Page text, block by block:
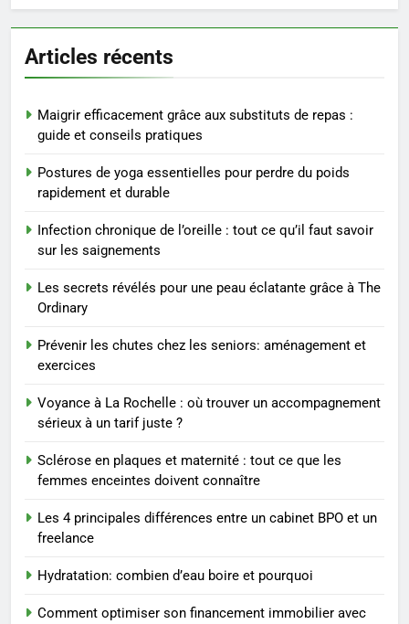
6
trouver un accompagnement
sérieux à un tarif juste ?
BIEN ÊTRE
7
maternité : tout ce que les
femmes enceintes doivent
connaître
8
entre un cabinet BPO et un
1
Maigrir efficacement grâce aux
substituts de repas : guide et
Postures de yoga essentielles
BIEN ÊTRE
3
Articles récents
Maigrir efficacement grâce aux substituts de repas :
guide et conseils pratiques
Postures de yoga essentielles pour perdre du poids
rapidement et durable
Infection chronique de l’oreille : tout ce qu’il faut savoir
sur les saignements
Les secrets révélés pour une peau éclatante grâce à The
Ordinary
Prévenir les chutes chez les seniors: aménagement et
exercices
Voyance à La Rochelle : où trouver un accompagnement
sérieux à un tarif juste ?
Sclérose en plaques et maternité : tout ce que les
femmes enceintes doivent connaître
Les 4 principales différences entre un cabinet BPO et un
freelance
Hydratation: combien d’eau boire et pourquoi
Comment optimiser son financement immobilier avec